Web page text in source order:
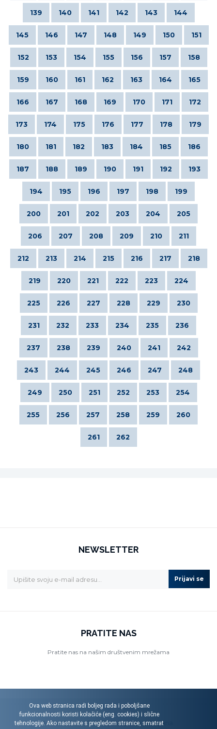
139 140 141 142 143 144
145 146 147 148 149 150 151
152 153 154 155 156 157 158
159 160 161 162 163 164 165
166 167 168 169 170 171 172
173 174 175 176 177 178 179
180 181 182 183 184 185 186
187 188 189 190 191 192 193
194 195 196 197 198 199
200 201 202 203 204 205
206 207 208 209 210 211
212 213 214 215 216 217 218
219 220 221 222 223 224
225 226 227 228 229 230
231 232 233 234 235 236
237 238 239 240 241 242
243 244 245 246 247 248
249 250 251 252 253 254
255 256 257 258 259 260
261 262
NEWSLETTER
Prijavi se
PRATITE NAS
Pratite nas na našim društvenim mrežama
Menart d.o.o. © 2026. Sva prava pridržana.
Ova web stranica radi boljeg rada i poboljšane
funkcionalnosti koristi kolačiće (eng. cookies) i slične
tehnologije. Ako nastavite s pregledom stranice, smatrat